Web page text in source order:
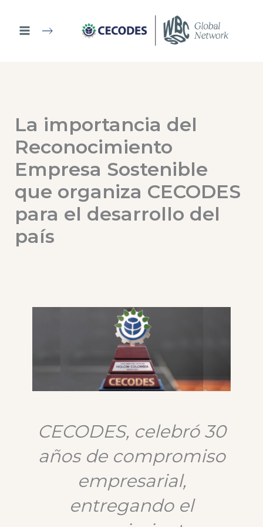
contenido
La importancia del
Reconocimiento
Empresa Sostenible
que organiza CECODES
para el desarrollo del
país
CECODES, celebró 30
años de compromiso
empresarial,
entregando el